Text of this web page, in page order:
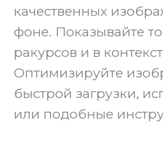
качественных
фоне. Показывайте
ракурсов и в
Оптимизируйте
быстрой загрузки,
или подобные